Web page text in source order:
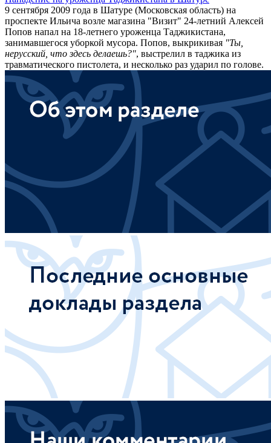
9 сентября 2009 года в Шатуре (Московская область) на
проспекте Ильича возле магазина "Визит" 24-летний Алексей
Попов напал на 18-летнего уроженца Таджикистана,
занимавшегося уборкой мусора. Попов, выкрикивая "Ты,
нерусский, что здесь делаешь?", выстрелил в таджика из
травматического пистолета, и несколько раз ударил по голове.